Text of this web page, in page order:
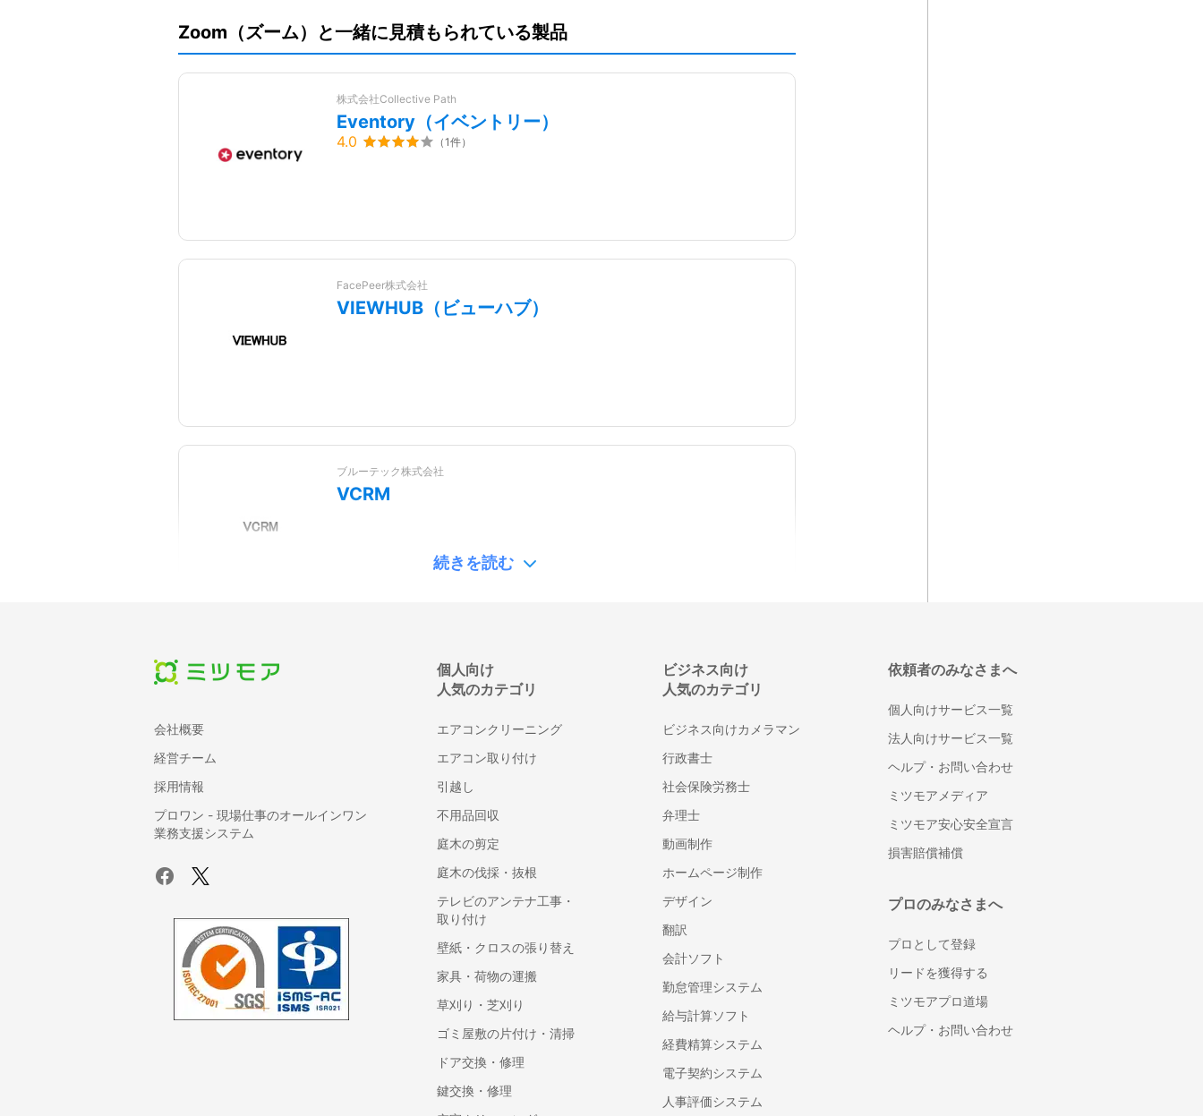
ブ）
Career（ジョブ
スイート キャリ
ア）
PEOPLE for
Salesforce
Hub
プドライブ）
monday.com（マ
ンデードットコ
ム） 【販売代理
プライズ】
ルパッド）
HITO-Linkリクル
ーティング（ヒ
HR PRIME（エイ
チアール プライ
Talentio（タレン
ティオ）
amptalk（アンプ
トーク）
One（ヘンゲワ
ン）
PERSONA（ペル
Kairos 3
Sales（カイロス
Zoom（ズーム）と一緒に見積もられている製品
株式会社Collective Path
Eventory（イベントリー）
4.0 （1件）
FacePeer株式会社
VIEWHUB（ビューハブ）
ブルーテック株式会社
VCRM
V-CUBE セミナー
株式会社ブイキューブ
V-CUBEミーティング
続きを読む
会社概要
経営チーム
採用情報
プロワン - 現場仕事のオールインワン
業務支援システム
個人向け
人気のカテゴリ
エアコンクリーニング
エアコン取り付け
引越し
不用品回収
庭木の剪定
庭木の伐採・抜根
テレビのアンテナ工事・
取り付け
壁紙・クロスの張り替え
家具・荷物の運搬
草刈り・芝刈り
ゴミ屋敷の片付け・清掃
ドア交換・修理
鍵交換・修理
ビジネス向け
人気のカテゴリ
ビジネス向けカメラマン
行政書士
社会保険労務士
弁理士
動画制作
ホームページ制作
デザイン
翻訳
会計ソフト
勤怠管理システム
給与計算ソフト
経費精算システム
電子契約システム
人事評価システム
依頼者のみなさまへ
個人向けサービス一覧
法人向けサービス一覧
ヘルプ・お問い合わせ
ミツモアメディア
ミツモア安心安全宣言
損害賠償補償
プロのみなさまへ
プロとして登録
リードを獲得する
ミツモアプロ道場
ヘルプ・お問い合わせ